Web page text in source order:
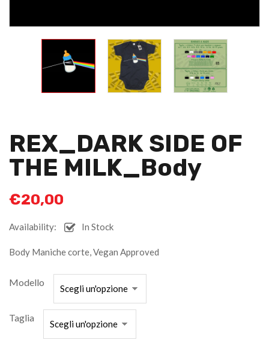
REX_DARK SIDE OF
THE MILK_Body
€20,00
Availability: In Stock
Body Maniche corte, Vegan Approved
Modello
Taglia